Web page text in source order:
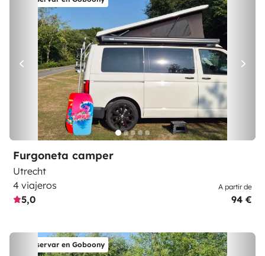
Furgoneta camper
Utrecht
4 viajeros
5,0
A partir de
94 €
Reservar en Goboony